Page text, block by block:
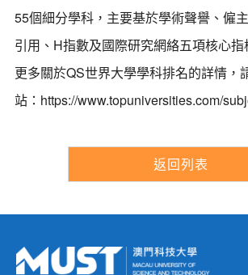
55個細分學科，主要基於學術聲譽、僱
引用、H指數及國際研究網絡五項核心指
更多關於QS世界大學學科排名的詳情，
站： https://www.topuniversities.com/
返回列表